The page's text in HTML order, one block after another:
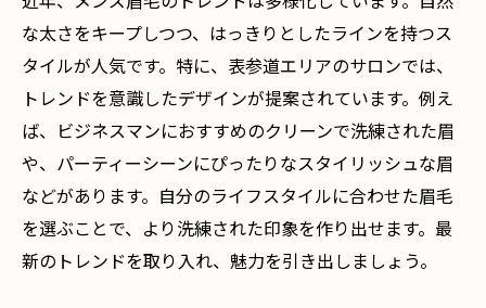
眉毛が引き出す内面的な魅力
駅近サロンで始める新しい自分探し
な太さをキープしつつ、はっきりとしたラインを持つス
タイルが人気です。特に、表参道エリアのサロンでは、
トレンドを意識したデザインが提案されています。例え
ば、ビジネスマンにおすすめのクリーンで洗練された眉
や、パーティーシーンにぴったりなスタイリッシュな眉
などがあります。自分のライフスタイルに合わせた眉毛
を選ぶことで、より洗練された印象を作り出せます。最
新のトレンドを取り入れ、魅力を引き出しましょう。